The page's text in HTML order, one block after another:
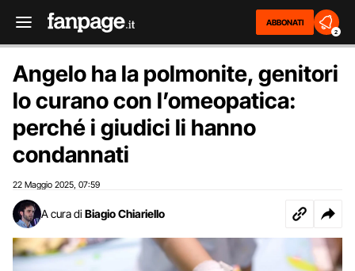
ABBONATI
2
Angelo ha la polmonite, genitori
lo curano con l’omeopatica:
perché i giudici li hanno
condannati
22 Maggio 2025 07:59
A cura di Biagio Chiariello